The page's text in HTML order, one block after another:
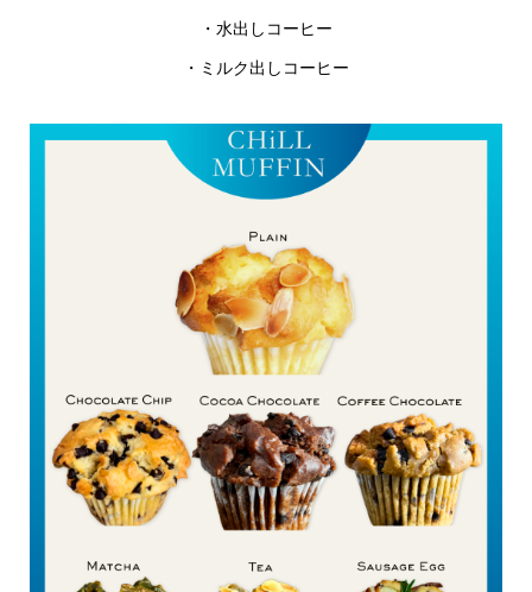
・水出しコーヒー
・ミルク出しコーヒー